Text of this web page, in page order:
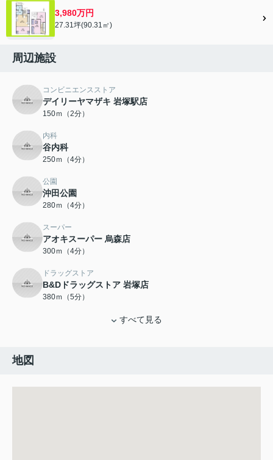
3,980万円
27.31坪(90.31㎡)
周辺施設
コンビニエンスストア
デイリーヤマザキ 岩塚駅店
150ｍ（2分）
内科
谷内科
250ｍ（4分）
公園
沖田公園
280ｍ（4分）
スーパー
アオキスーパー 烏森店
300ｍ（4分）
ドラッグストア
B&Dドラッグストア 岩塚店
380ｍ（5分）
すべて見る
地図